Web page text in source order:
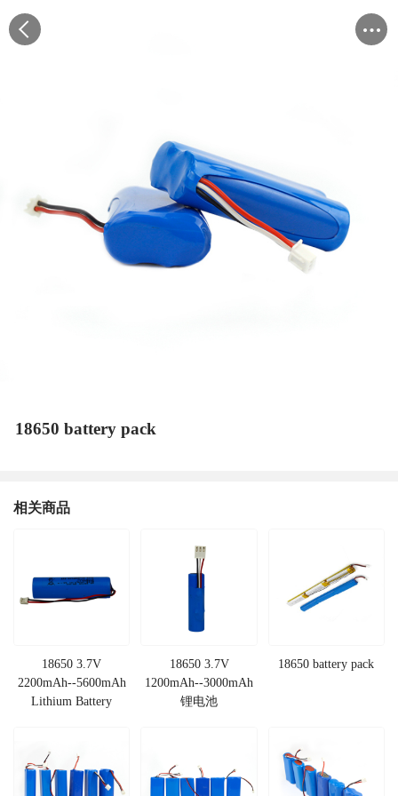
18650 battery pack
相关商品
18650 3.7V
2200mAh--5600mAh
Lithium Battery
18650 3.7V
1200mAh--3000mAh
锂电池
18650 battery pack